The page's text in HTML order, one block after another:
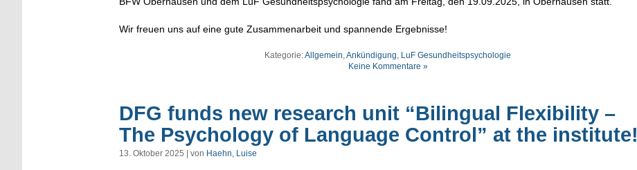
Wir freuen uns auf eine gute Zusammenarbeit und spannende Ergebnisse!
Kategorie:Allgemein Ankündigung LuF Gesundheitspsychologie
Keine Kommentare »
DFG funds new research unit “Bilingual Flexibility –
The Psychology of Language Control” at the institute!
13. Oktober 2025 | von Haehn, Luise